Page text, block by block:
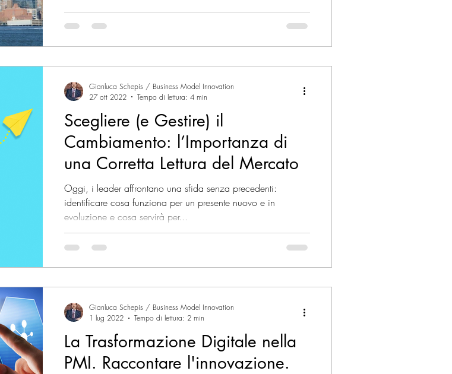
Digital Supply Chain Supply Chain Management ESG
Vendere nei mercati internazionali
Scegliere (e Gestire) il
Cambiamento: l’Importanza di
una Corretta Lettura del Mercato
Oggi, i leader affrontano una sfida senza precedenti:
identificare cosa funziona per un presente nuovo e in
evoluzione e cosa servirà per...
Gianluca Schepis / Business Model Innovation
27 ott 2022
Tempo di lettura: 4 min
La Trasformazione Digitale nella
PMI. Raccontare l'innovazione.
Gianluca Schepis / Business Model Innovation
1 lug 2022
Tempo di lettura: 2 min